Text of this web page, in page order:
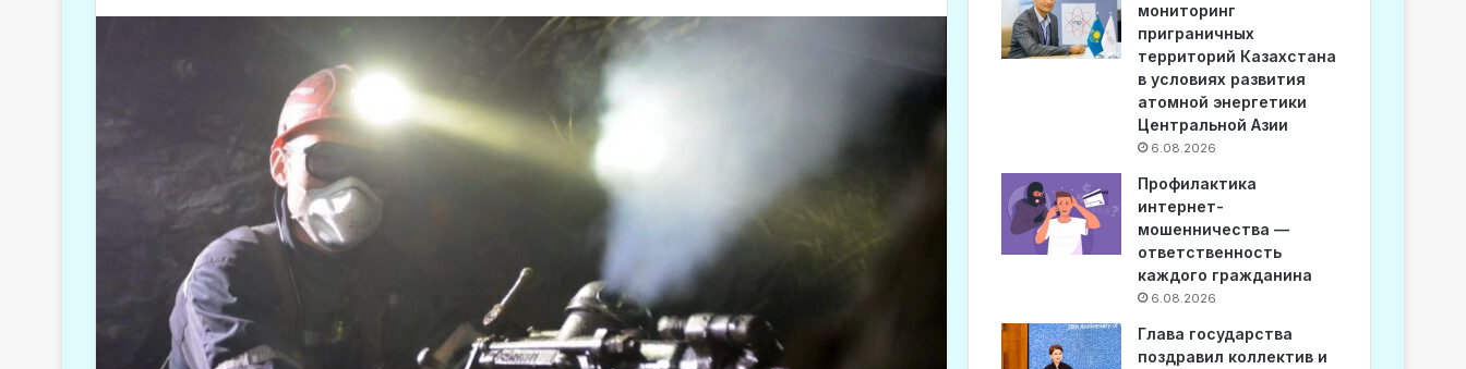
мониторинг
приграничных
территорий Казахстана
в условиях развития
атомной энергетики
Центральной Азии
6.08.2026
Профилактика
интернет-
мошенничества —
ответственность
каждого гражданина
6.08.2026
Глава государства
поздравил коллектив и